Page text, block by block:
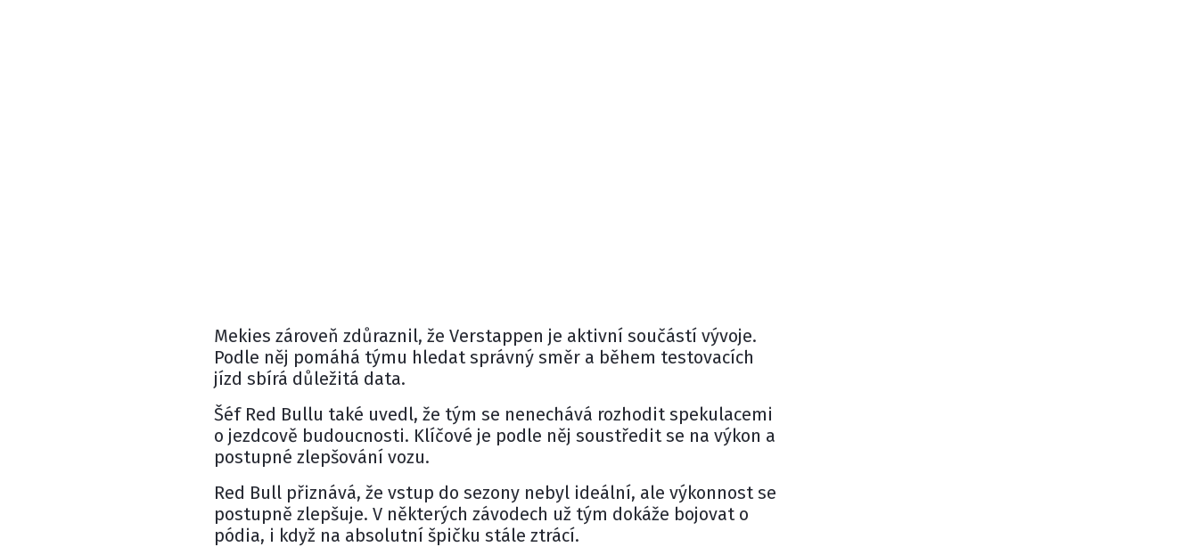
Mekies zároveň zdůraznil, že Verstappen je aktivní součástí vývoje.
Podle něj pomáhá týmu hledat správný směr a během testovacích
jízd sbírá důležitá data.
Šéf Red Bullu také uvedl, že tým se nenechává rozhodit spekulacemi
o jezdcově budoucnosti. Klíčové je podle něj soustředit se na výkon a
postupné zlepšování vozu.
Red Bull přiznává, že vstup do sezony nebyl ideální, ale výkonnost se
postupně zlepšuje. V některých závodech už tým dokáže bojovat o
pódia, i když na absolutní špičku stále ztrácí.